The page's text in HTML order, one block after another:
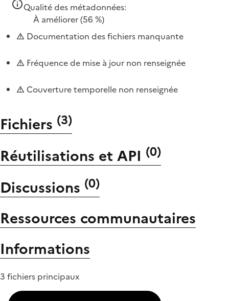
Qualité des métadonnées:
À améliorer(56 %)
Documentation des fichiers manquante
Fréquence de mise à jour non renseignée
Couverture temporelle non renseignée
Fichiers (3)
Réutilisations et API (0)
Discussions (0)
Ressources communautaires
Informations
3 fichiers principaux